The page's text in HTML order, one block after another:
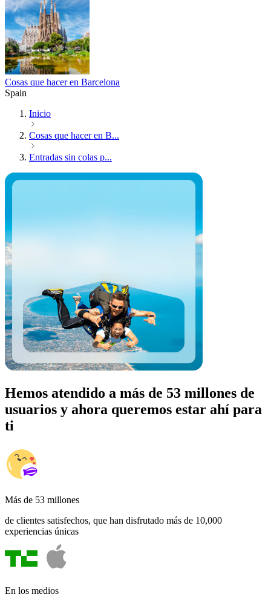
Cosas que hacer en Barcelona
Spain
Inicio
Cosas que hacer en B...
Entradas sin colas p...
Hemos atendido a más de 53 millones de
usuarios y ahora queremos estar ahí para
ti
Más de 53 millones
de clientes satisfechos, que han disfrutado más de 10,000
experiencias únicas
En los medios